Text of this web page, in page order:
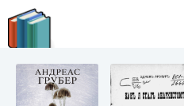
LITMIR.ORG